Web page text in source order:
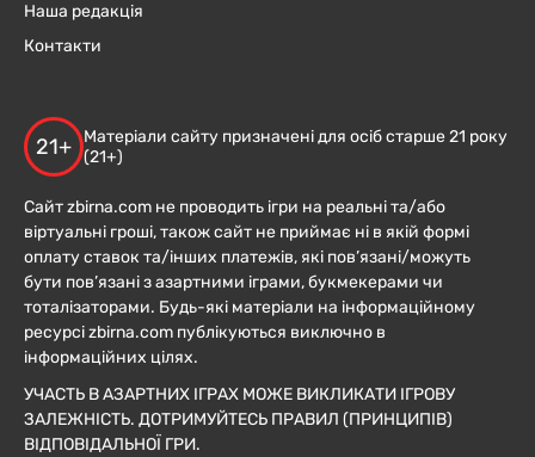
Наша редакція
Контакти
21+
Матеріали сайту призначені для осіб старше 21 року
(21+)
Сайт zbirna.com не проводить ігри на реальні та/або
віртуальні гроші, також сайт не приймає ні в якій формі
оплату ставок та/інших платежів, які пов’язані/можуть
бути пов’язані з азартними іграми, букмекерами чи
тоталізаторами. Будь-які матеріали на інформаційному
ресурсі zbirna.com публікуються виключно в
інформаційних цілях.
УЧАСТЬ В АЗАРТНИХ ІГРАХ МОЖЕ ВИКЛИКАТИ ІГРОВУ
ЗАЛЕЖНІСТЬ. ДОТРИМУЙТЕСЬ ПРАВИЛ (ПРИНЦИПІВ)
ВІДПОВІДАЛЬНОЇ ГРИ.